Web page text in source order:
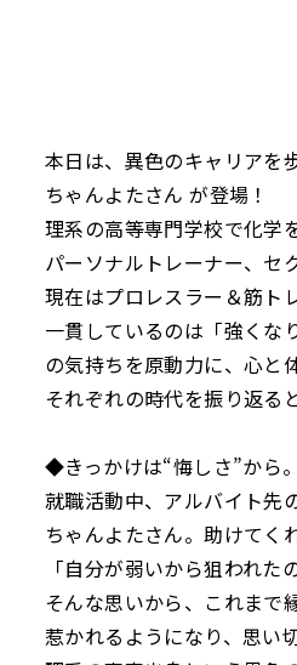
本日は、異色のキャリアを
ちゃんよたさん が登場！
理系の高等専門学校で化学
パーソナルトレーナー、セ
現在はプロレスラー＆筋ト
一貫しているのは「強くな
の気持ちを原動力に、心と
それぞれの時代を振り返る
◆きっかけは“悔しさ”から
就職活動中、アルバイト先
ちゃんよたさん。助けてく
「自分が弱いから狙われた
そんな思いから、これまで
惹かれるようになり、思い